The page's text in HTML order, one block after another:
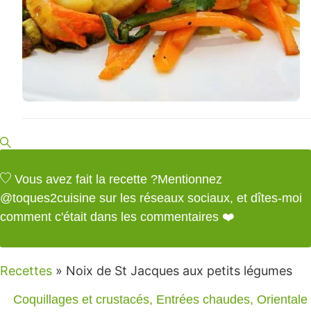
Vous avez fait la recette ?Mentionnez
@toques2cuisine sur les réseaux sociaux, et dîtes-moi
comment c'était dans les commentaires ❤️
Recettes » Noix de St Jacques aux petits légumes
Coquillages et crustacés, Entrées chaudes, Orientale